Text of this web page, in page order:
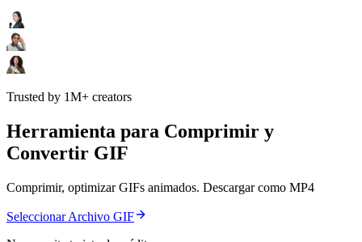
Trusted by 1M+ creators
Herramienta para Comprimir y
Convertir GIF
Comprimir, optimizar GIFs animados. Descargar como MP4
Seleccionar Archivo GIF